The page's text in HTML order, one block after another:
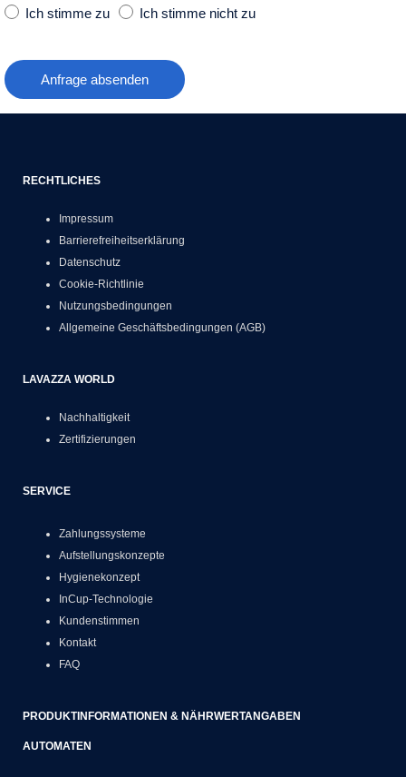
Ich stimme zu Ich stimme nicht zu
Anfrage absenden
RECHTLICHES
Impressum
Barrierefreiheitserklärung
Datenschutz
Cookie-Richtlinie
Nutzungsbedingungen
Allgemeine Geschäftsbedingungen (AGB)
LAVAZZA WORLD
Nachhaltigkeit
Zertifizierungen
SERVICE
Zahlungssysteme
Aufstellungskonzepte
Hygienekonzept
InCup-Technologie
Kundenstimmen
Kontakt
FAQ
PRODUKTINFORMATIONEN & NÄHRWERTANGABEN
AUTOMATEN